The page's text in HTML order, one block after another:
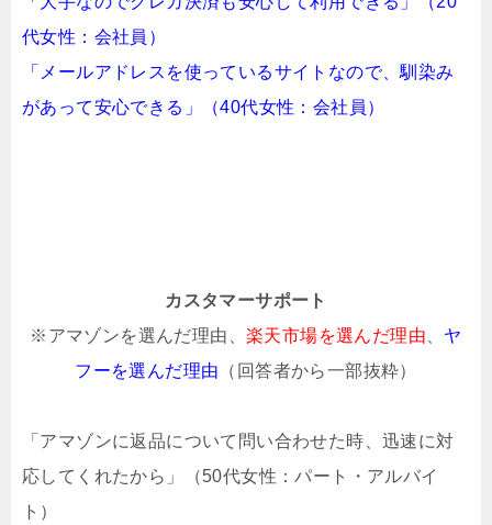
代女性：会社員）
「メールアドレスを使っているサイトなので、馴染み
があって安心できる」（40代女性：会社員）
カスタマーサポート
※アマゾンを選んだ理由、 楽天市場を選んだ理由
ヤ
フーを選んだ理由 （回答者から一部抜粋）
「アマゾンに返品について問い合わせた時、迅速に対
応してくれたから」（50代女性：パート・アルバイ
ト）